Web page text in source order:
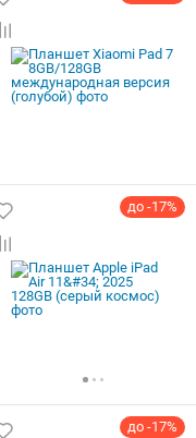
до -17%
до -17%